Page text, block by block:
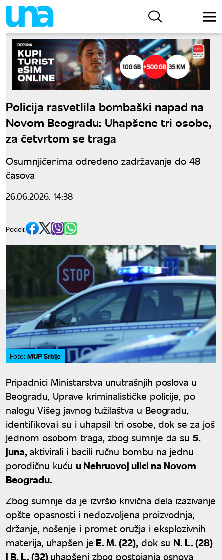
Policija rasvetlila bombaški napad na
Novom Beogradu: Uhapšene tri osobe,
za četvrtom se traga
Osumnjičenima određeno zadržavanje do 48
časova
26.06.2026. 14:38
Podeli:
Foto: MUP Srbije
Pripadnici Ministarstva unutrašnjih poslova u
Beogradu, Uprave kriminalističke policije, po
nalogu Višeg javnog tužilaštva u Beogradu,
identifikovali su i uhapsili tri osobe, dok se za još
jednom osobom traga, zbog sumnje da su 5.
juna,aktivirali i bacili ručnu bombu na jednu
porodičnu kuću u Nehruovoj ulici na Novom
Beogradu.
Zbog sumnje da je izvršio krivična dela izazivanje
opšte opasnosti i nedozvoljena proizvodnja,
držanje, nošenje i promet oružja i eksplozivnih
materija, uhapšen je E. M. (22), dok su N. L. (28)
i B. L. (32)uhapšeni zbog postojanja osnova